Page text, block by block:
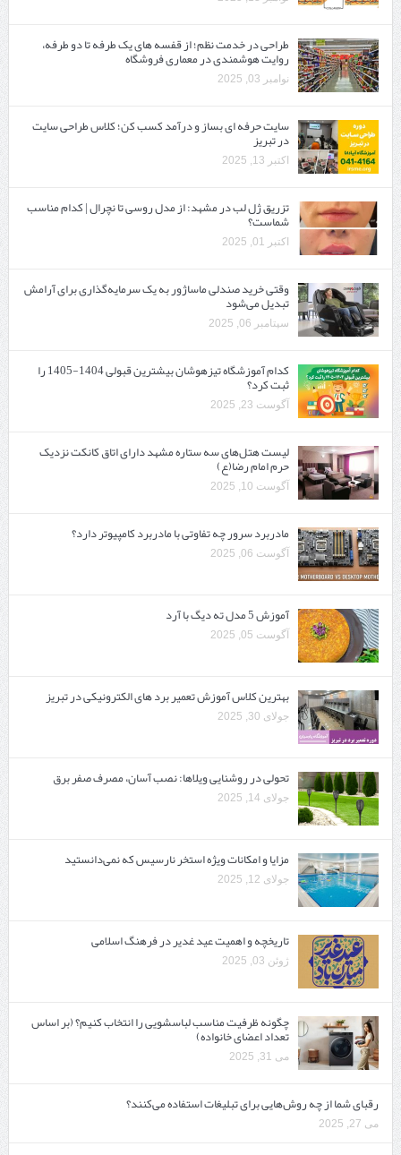
طراحی در خدمت نظم؛ از قفسه ‌های یک‌ طرفه تا دو طرفه،
روایت هوشمندی در معماری فروشگاه
نوامبر 03, 2025
سایت حرفه ‌ای بساز و درآمد کسب کن؛ کلاس طراحی سایت
در تبریز
اکتبر 13, 2025
تزریق ژل لب در مشهد: از مدل روسی تا نچرال | کدام مناسب
شماست؟
اکتبر 01, 2025
وقتی خرید صندلی ماساژور به یک سرمایه‌گذاری برای آرامش
تبدیل می‌شود
سپتامبر 06, 2025
کدام آموزشگاه تیزهوشان بیشترین قبولی 1404-1405 را
ثبت کرد؟
آگوست 23, 2025
لیست هتل‌های سه ستاره مشهد دارای اتاق کانکت نزدیک
حرم امام رضا(ع)
آگوست 10, 2025
مادربرد سرور چه تفاوتی با مادربرد کامپیوتر دارد؟
آگوست 06, 2025
آموزش 5 مدل ته دیگ با آرد
آگوست 05, 2025
بهترین کلاس آموزش تعمیر برد های الکترونیکی در تبریز
جولای 30, 2025
تحولی در روشنایی ویلاها: نصب آسان، مصرف صفر برق
جولای 14, 2025
مزایا و امکانات ویژه استخر نارسیس که نمی‌دانستید
جولای 12, 2025
تاریخچه و اهمیت عید غدیر در فرهنگ اسلامی
ژوئن 03, 2025
چگونه ظرفیت مناسب لباسشویی را انتخاب کنیم؟ (بر اساس
تعداد اعضای خانواده)
می 31, 2025
رقبای شما از چه روش‌هایی برای تبلیغات استفاده می‌کنند؟
می 27, 2025